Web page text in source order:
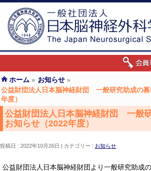
ホーム » お知らせ »
公益財団法人日本脳神経財団 一般研究助成の
年度）
公益財団法人日本脳神経財団 一般
お知らせ（2022年度）
投稿日 : 2022年10月26日 カテゴリー : お知らせ
公益財団法人日本脳神経財団より一般研究助成